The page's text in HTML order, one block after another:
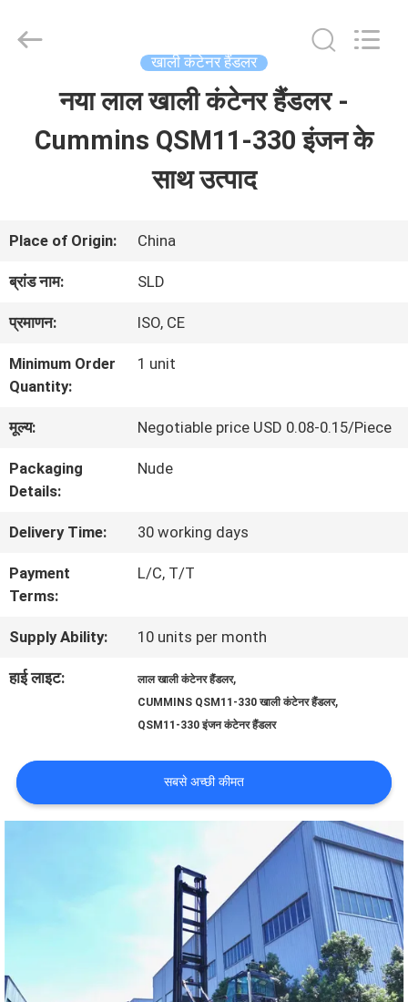
हमारे
बारे
में
कारखाना
भ्रमण
गुणवत्ता
नियंत्रण
साइटमैप
PRIVACY
POLICY
Development
खाली कंटेनर हैंडलर
नया लाल खाली कंटेनर हैंडलर -
Cummins QSM11-330 इंजन के
साथ उत्पाद
Place of Origin: China
ब्रांड नाम: SLD
प्रमाणन: ISO, CE
Minimum Order
Quantity:
1 unit
मूल्य: Negotiable price USD 0.08-0.15/Piece
Packaging
Details:
Nude
Delivery Time: 30 working days
Payment
Terms:
L/C, T/T
Supply Ability: 10 units per month
हाई लाइट: लाल खाली कंटेनर हैंडलर,
CUMMINS QSM11-330 खाली कंटेनर हैंडलर,
QSM11-330 इंजन कंटेनर हैंडलर
सबसे अच्छी कीमत